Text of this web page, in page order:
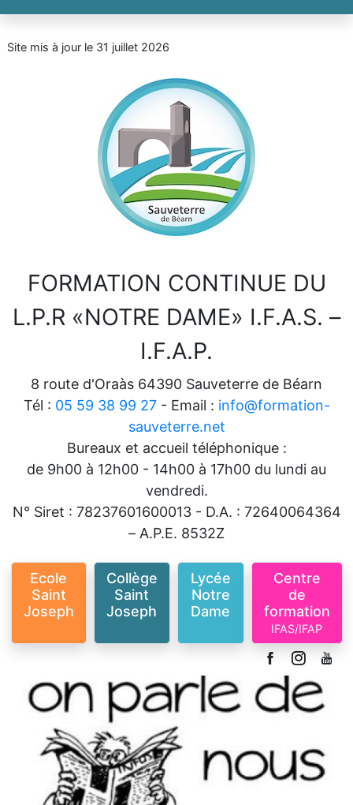
Site mis à jour le 31 juillet 2026
FORMATION CONTINUE DU
L.P.R «NOTRE DAME» I.F.A.S. –
I.F.A.P.
8 route d'Oraàs 64390 Sauveterre de Béarn
Tél : 05 59 38 99 27- Email : info@formation-
sauveterre.net
Bureaux et accueil téléphonique :
de 9h00 à 12h00 - 14h00 à 17h00 du lundi au
vendredi.
N° Siret : 78237601600013 - D.A. : 72640064364
– A.P.E. 8532Z
Ecole
Saint
Joseph
Collège
Saint
Joseph
Lycée
Notre
Dame
Centre
de
formation
IFAS/IFAP